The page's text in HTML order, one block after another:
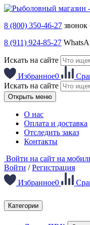
8 (800) 350-46-27 звонок
8 (911) 924-85-27
Искать на сайте
Избранное0
Искать на сайте
Открыть меню
О нас
Оплата и доставка
Отследить заказ
Контакты
Войти на сайт на
Войти /Регистрация
Избранное0
Категории